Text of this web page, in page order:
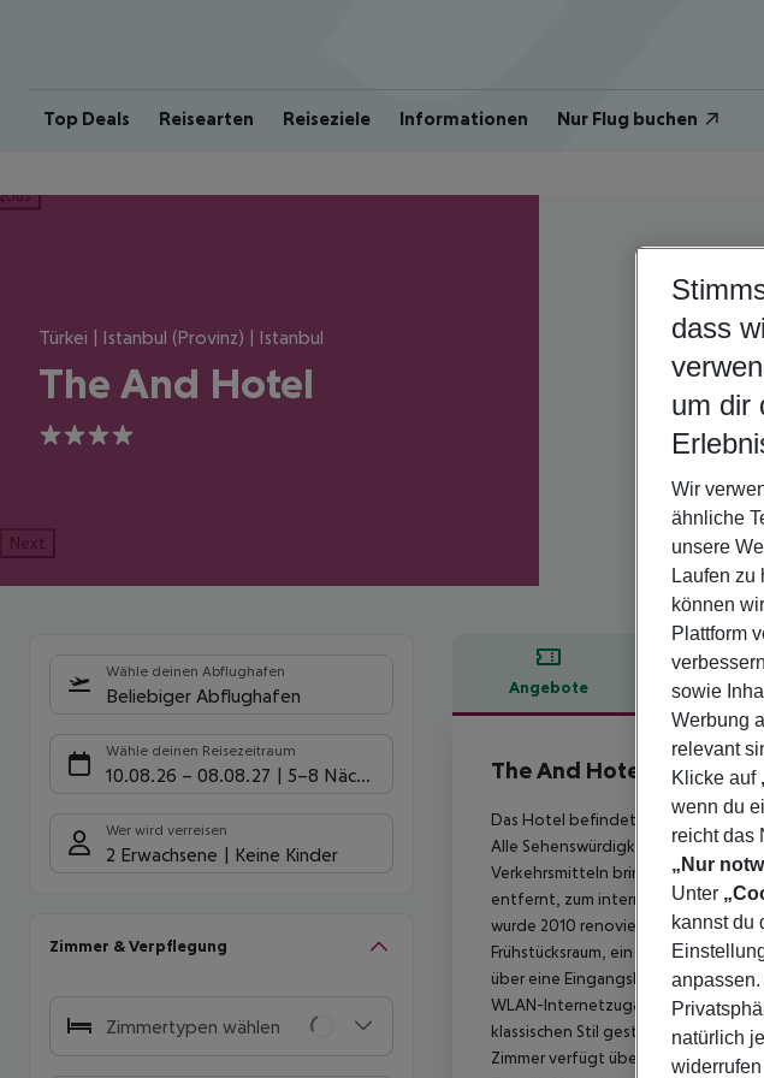
Top Deals Reisearten Reiseziele Informationen Nur Flug buchen
Türkei | Istanbul (Provinz) | Istanbul
The And Hotel
4
Next
Wähle deinen Abflughafen
Beliebiger Abflughafen
Wähle deinen Reisezeitraum
10.08.26 – 08.08.27 5-8 Nächte
Wer wird verreisen
2 Erwachsene Keine Kinder
Zimmer & Verpflegung
Zimmertypen wählen
Angebote
The And Hotel
Das Hotel befindet sich im Viertel
Alle Sehenswürdigkeiten von
Verkehrsmitteln bringen die Gäste
entfernt, zum internationalen
wurde 2010 renoviert. Es verfügt
Frühstücksraum, ein Restaurant auf
über eine Eingangshalle und eine
WLAN-Internetzugang, eine
klassischen Stil gestaltet worden.
Zimmer verfügt über ein eigenes
dass
um dir
Wir
ähnliche
unsere
Laufen zu
können
Plattform
sowie
Werbung
relevant
Klicke auf
wenn du
reicht das
„Nur
Unter
kannst du
natürlich